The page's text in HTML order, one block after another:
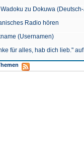
zu Dokuwa
Radio hören
(Usernamen)
für alles, hab dich lieb."